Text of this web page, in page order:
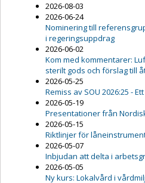
2026-08-03
2026-06-24
Nominering till
i regeringsuppdrag
2026-06-02
Kom med kommentarer:
sterilt gods och förslag till
2026-05-25
Remiss av SOU 2026:25 -
2026-05-19
Presentationer från
2026-05-15
Riktlinjer för
2026-05-07
Inbjudan att delta i
2026-05-05
Ny kurs: Lokalvård i